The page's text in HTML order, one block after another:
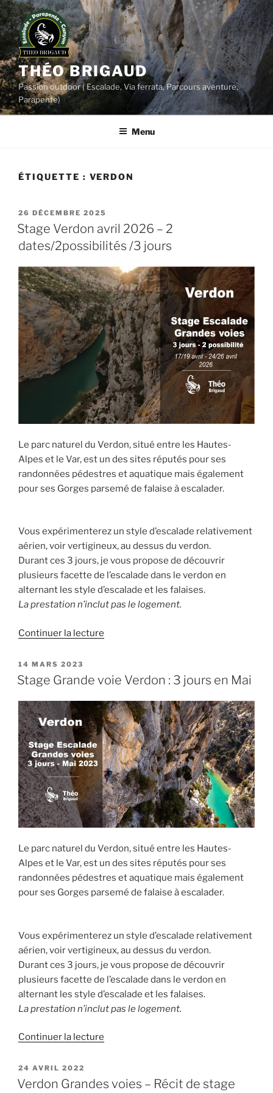
Aller
au
contenu
principal
THÉO BRIGAUD
Passion outdoor ( Escalade, Via ferrata, Parcours aventure,
Parapente)
Menu
ÉTIQUETTE : VERDON
PUBLIÉ
LE
26 DÉCEMBRE 2025
Stage Verdon avril 2026 – 2
dates/2possibilités /3 jours
Le parc naturel du Verdon, situé entre les Hautes-
Alpes et le Var, est un des sites réputés pour ses
randonnées pédestres et aquatique mais également
pour ses Gorges parsemé de falaise à escalader.
Vous expérimenterez un style d’escalade relativement
aérien, voir vertigineux, au dessus du verdon.
Durant ces 3 jours, je vous propose de découvrir
plusieurs facette de l’escalade dans le verdon en
alternant les style d’escalade et les falaises.
La prestation n’inclut pas le logement.
Continuer la lecture
avril
–
2
dates/2possibilités
/3
jours »
PUBLIÉ
LE
14 MARS 2023
Stage Grande voie Verdon : 3 jours en Mai
Le parc naturel du Verdon, situé entre les Hautes-
Alpes et le Var, est un des sites réputés pour ses
randonnées pédestres et aquatique mais également
pour ses Gorges parsemé de falaise à escalader.
Vous expérimenterez un style d’escalade relativement
aérien, voir vertigineux, au dessus du verdon.
Durant ces 3 jours, je vous propose de découvrir
plusieurs facette de l’escalade dans le verdon en
alternant les style d’escalade et les falaises.
La prestation n’inclut pas le logement.
Continuer la lecture
voie
PUBLIÉ
LE
24 AVRIL 2022
Verdon Grandes voies – Récit de stage